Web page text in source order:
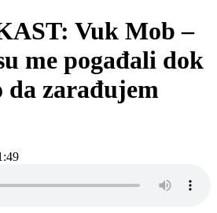
Vuk Mob –
me pogađali dok
da zarađujem